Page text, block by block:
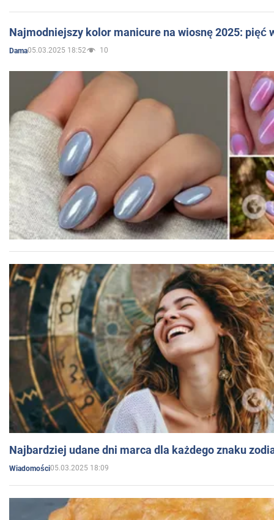
Najmodniejszy kolor manicure na wiosnę 2025: pięć
Dama05.03.2025 18:52 10
Najbardziej udane dni marca dla każdego znaku
Wiadomości05.03.2025 18:09